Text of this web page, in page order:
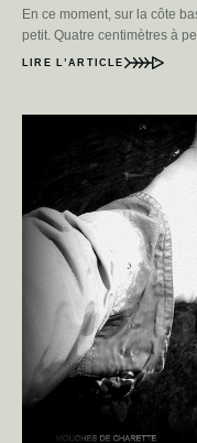
En ce moment, sur la côte
petit. Quatre centimètres à
LIRE L’ARTICLE